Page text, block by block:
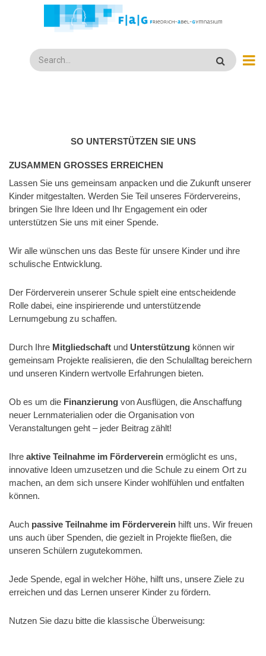
Search
SO UNTERSTÜTZEN SIE UNS
ZUSAMMEN GROSSES ERREICHEN
Lassen Sie uns gemeinsam anpacken und die Zukunft unserer
Kinder mitgestalten. Werden Sie Teil unseres Fördervereins,
bringen Sie Ihre Ideen und Ihr Engagement ein oder
unterstützen Sie uns mit einer Spende.
Wir alle wünschen uns das Beste für unsere Kinder und ihre
schulische Entwicklung.
Der Förderverein unserer Schule spielt eine entscheidende
Rolle dabei, eine inspirierende und unterstützende
Lernumgebung zu schaffen.
Durch Ihre Mitgliedschaft und Unterstützung können wir
gemeinsam Projekte realisieren, die den Schulalltag bereichern
und unseren Kindern wertvolle Erfahrungen bieten.
Ob es um die Finanzierung von Ausflügen, die Anschaffung
neuer Lernmaterialien oder die Organisation von
Veranstaltungen geht – jeder Beitrag zählt!
Ihre aktive Teilnahme im Förderverein ermöglicht es uns,
innovative Ideen umzusetzen und die Schule zu einem Ort zu
machen, an dem sich unsere Kinder wohlfühlen und entfalten
können.
Auch passive Teilnahme im Förderverein hilft uns. Wir freuen
uns auch über Spenden, die gezielt in Projekte fließen, die
unseren Schülern zugutekommen.
Jede Spende, egal in welcher Höhe, hilft uns, unsere Ziele zu
erreichen und das Lernen unserer Kinder zu fördern.
Nutzen Sie dazu bitte die klassische Überweisung: